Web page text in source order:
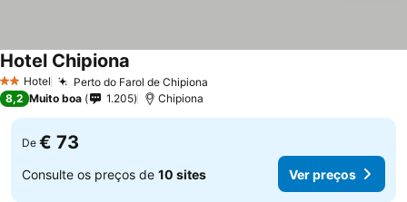
2 Estrelas
Hotel Perto do Farol de Chipiona
Hotel Chipiona
8,2 Muito boa 1.205 Chipiona
De € 73
Consulte os preços de 10 sites Ver preços